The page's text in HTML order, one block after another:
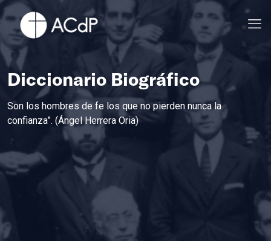
Diccionario Biográfico
Son los hombres de fe los que no pierden nunca la
confianza”. (Ángel Herrera Oria)